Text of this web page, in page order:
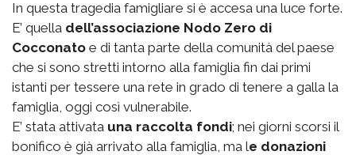
In questa tragedia famigliare si è accesa una luce forte.
E’ quella dell’associazione Nodo Zero di
Cocconato e di tanta parte della comunità del paese
che si sono stretti intorno alla famiglia fin dai primi
istanti per tessere una rete in grado di tenere a galla la
famiglia, oggi così vulnerabile.
E’ stata attivata una raccolta fondi; nei giorni scorsi il
bonifico è già arrivato alla famiglia, ma le donazioni